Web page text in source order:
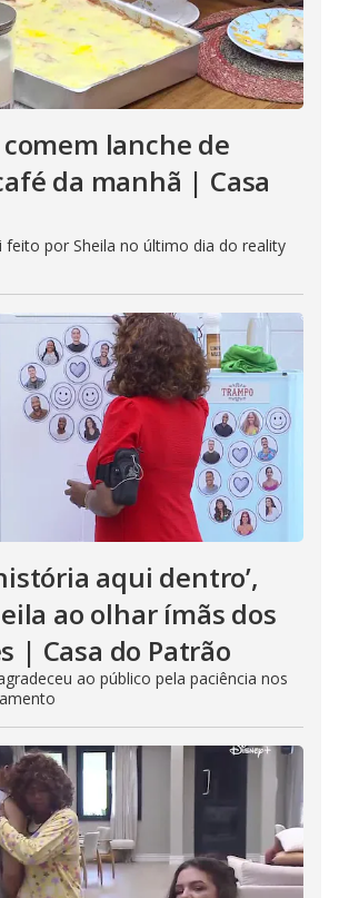
lanche de
da manhã | Casa
feito por Sheila no último dia do reality
aqui dentro’,
ao olhar ímãs dos
| Casa do Patrão
ao público pela paciência nos